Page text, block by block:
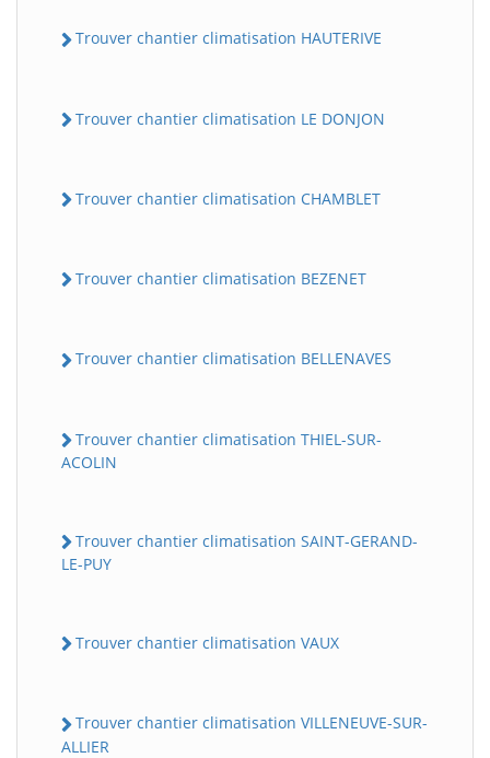
Trouver chantier climatisation HAUTERIVE
Trouver chantier climatisation LE DONJON
Trouver chantier climatisation CHAMBLET
Trouver chantier climatisation BEZENET
Trouver chantier climatisation BELLENAVES
Trouver chantier climatisation THIEL-SUR-
ACOLIN
Trouver chantier climatisation SAINT-GERAND-
LE-PUY
Trouver chantier climatisation VAUX
Trouver chantier climatisation VILLENEUVE-SUR-
ALLIER